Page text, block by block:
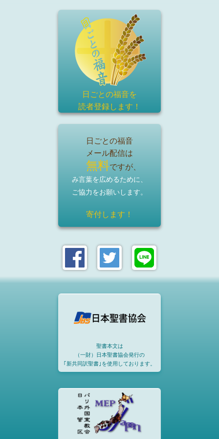
日ごとの福音を
読者登録します！
日ごとの福音
メール配信は
無料ですが、
み言葉を広めるために、
ご協力をお願いします。
寄付します！
聖書本文は
（一財）日本聖書協会発行の
｢新共同訳聖書｣を使用しております。